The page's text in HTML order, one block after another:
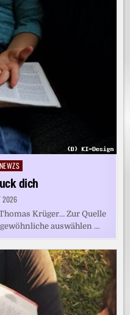
dich
2026
Krüger… Zur Quelle
auswählen …